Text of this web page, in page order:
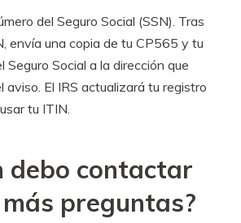
del Seguro Social (SSN). Tras
envía una copia de tu CP565 y tu
Seguro Social a la dirección que
aviso. El IRS actualizará tu registro
tu ITIN.
debo contactar
preguntas?